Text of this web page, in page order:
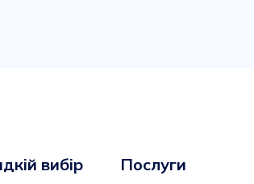
вибір Послуги